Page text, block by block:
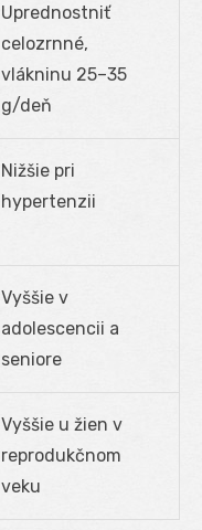
Uprednostniť
celozrnné,
vlákninu 25–35
g/deň
Nižšie pri
hypertenzii
Vyššie v
adolescencii a
seniore
Vyššie u žien v
reprodukčnom
veku